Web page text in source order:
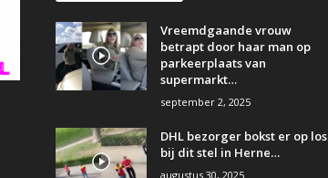
Vreemdgaande vrouw
betrapt door haar man op
parkeerplaats van
supermarkt…
september 2, 2025
DHL bezorger bokst er op los
bij dit stel in Herne…
augustus 30, 2025